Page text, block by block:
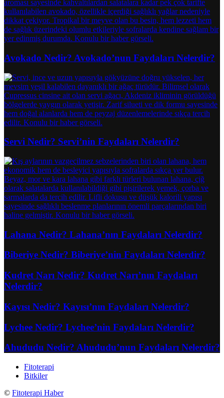
Avokado Nedir? Avokado’nun Faydaları Nelerdir?
Servi Nedir? Servi’nin Faydaları Nelerdir?
Lahana Nedir? Lahana’nın Faydaları Nelerdir?
Biberiye Nedir? Biberiye’nin Faydaları Nelerdir?
Kudret Narı Nedir? Kudret Narı’nın Faydaları
Nelerdir?
Kayısı Nedir? Kayısı’nın Faydaları Nelerdir?
Lychee Nedir? Lychee’nin Faydaları Nelerdir?
Ahududu Nedir? Ahududu’nun Faydaları Nelerdir?
Fitoterapi
Bitkiler
© Fitoterapi Haber